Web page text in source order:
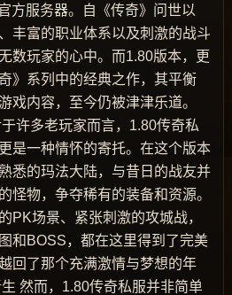
方服务器。自《传奇》问世以
丰富的职业体系以及刺激的战斗
数玩家的心中。而1.80版本，更
》系列中的经典之作，其平衡
戏内容，至今仍被津津乐道。
许多老玩家而言，1.80传奇私
是一种情怀的寄托。在这个版本
悉的玛法大陆，与昔日的战友并
怪物，争夺稀有的装备和资源。
PK场景、紧张刺激的攻城战，
和BOSS，都在这里得到了完美
回了那个充满激情与梦想的年
然而，1.80传奇私服并非简单